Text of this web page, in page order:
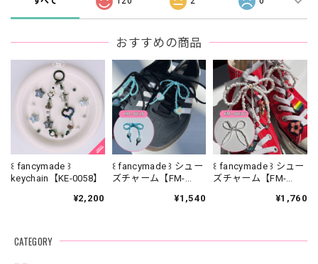
おすすめの商品
꒰ fancymade ꒱
keychain【KE-0058】
¥2,200
꒰ fancymade ꒱ シュー
ズチャーム【FM-
¥1,540
꒰ fancymade ꒱ シュー
ズチャーム【FM-
¥1,760
CATEGORY